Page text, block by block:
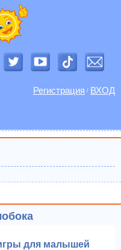
Регистрация / ВХОД
для малышей